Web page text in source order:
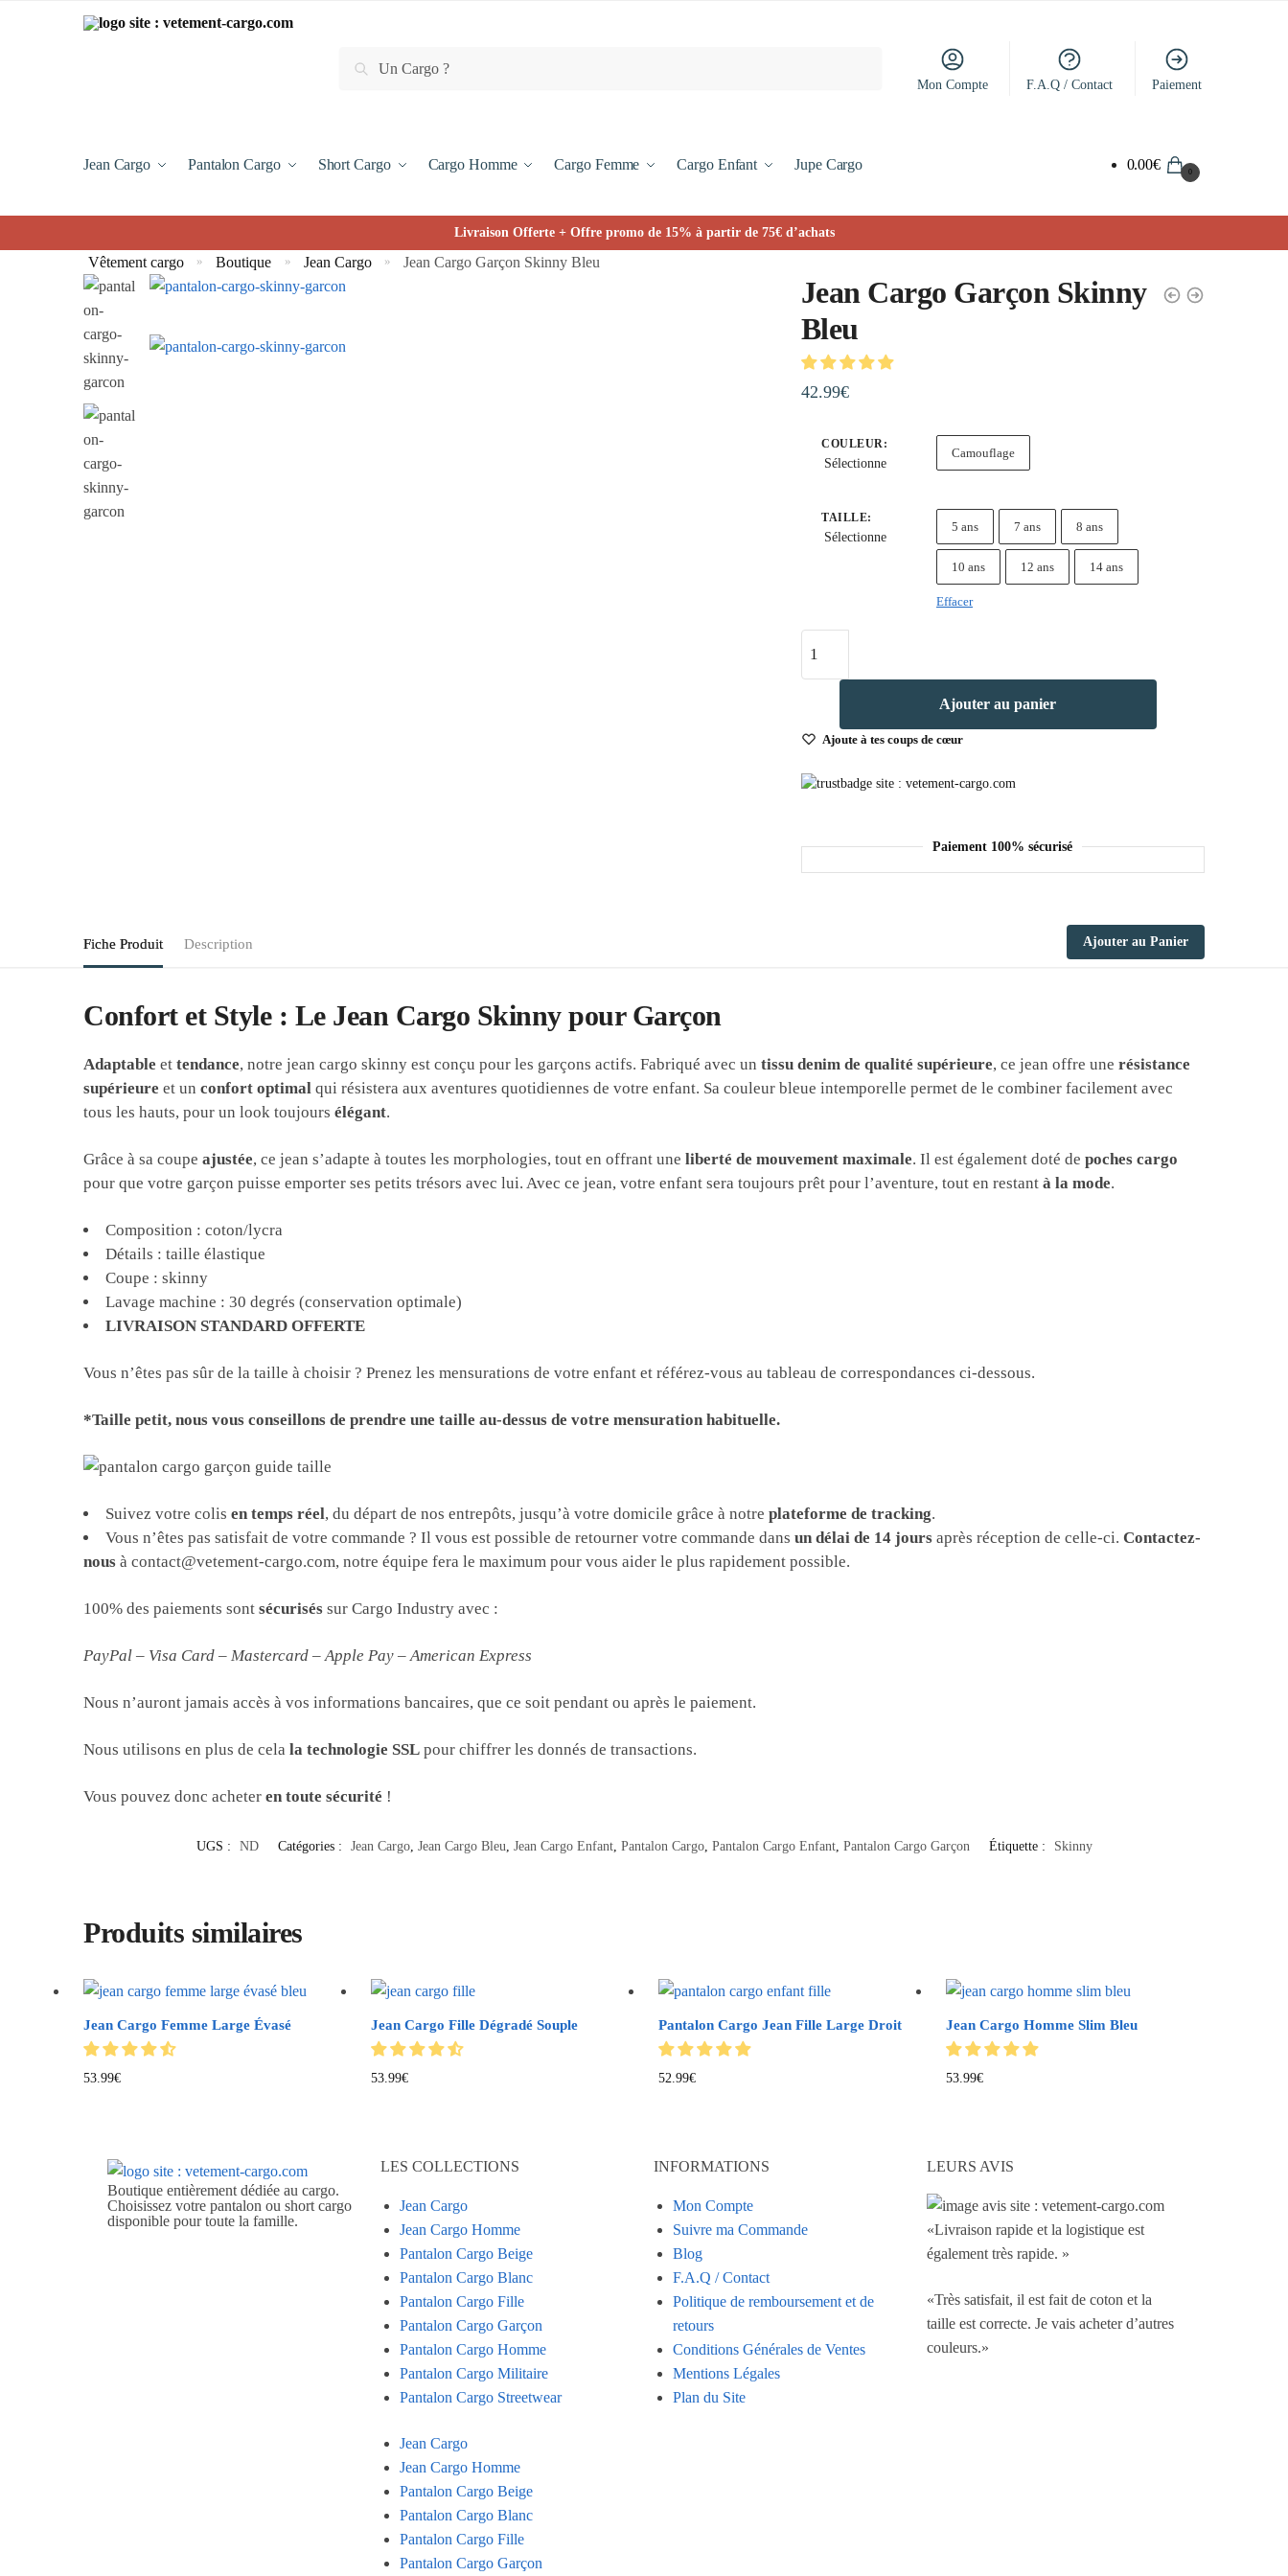
Recherche
Mon Compte F.A.Q / Contact Paiement
Jean Cargo Pantalon Cargo Short Cargo Cargo Homme Cargo Femme Cargo Enfant Jupe Cargo 0.00€ 0
Livraison Offerte + Offre promo de 15% à partir de 75€ d’achats
Vêtement cargo » Boutique » Jean Cargo » Jean Cargo Garçon Skinny Bleu
Jean Cargo Garçon Skinny
Bleu
42.99€
COULEUR :
Sélectionne
Camouflage
TAILLE:
Sélectionne
5 ans 7 ans 8 ans
10 ans 12 ans 14 ans
Effacer
Ajouter au panier
Ajoute à tes coups de cœur
Paiement 100% sécurisé
Fiche Produit Description Ajouter au Panier
Confort et Style : Le Jean Cargo Skinny pour Garçon
Adaptable ettendance, notre jean cargo skinny est conçu pour les garçons actifs. Fabriqué avec untissu denim de qualité supérieure, ce jean offre unerésistance
supérieure et unconfort optimal qui résistera aux aventures quotidiennes de votre enfant. Sa couleur bleue intemporelle permet de le combiner facilement avec
tous les hauts, pour un look toujoursélégant.
Grâce à sa coupeajustée, ce jean s’adapte à toutes les morphologies, tout en offrant uneliberté de mouvement maximale. Il est également doté depoches cargo
pour que votre garçon puisse emporter ses petits trésors avec lui. Avec ce jean, votre enfant sera toujours prêt pour l’aventure, tout en restantà la mode.
Composition : coton/lycra
Détails :taille élastique
Coupe : skinny
Lavage machine : 30 degrés (conservation optimale)
LIVRAISON STANDARD OFFERTE
Vous n’êtes pas sûr de la taille à choisir ? Prenez les mensurations de votre enfant et référez-vous au tableau de correspondances ci-dessous.
*Taille petit, nous vous conseillons de prendre une taille au-dessus de votre mensuration habituelle.
Suivez votre colisen temps réel, du départ de nos entrepôts, jusqu’à votre domicile grâce à notreplateforme de tracking.
Vous n’êtes pas satisfait de votre commande ? Il vous est possible de retourner votre commande dansun délai de 14 jours après réception de celle-ci.Contactez-
nous à contact@vetement-cargo.com, notre équipe fera le maximum pour vous aider le plus rapidement possible.
100% des paiements sontsécurisés sur Cargo Industry avec :
PayPal – Visa Card – Mastercard – Apple Pay – American Express
Nous n’auront jamais accès à vos informations bancaires, que ce soit pendant ou après le paiement.
Nous utilisons en plus de celala technologie SSL pour chiffrer les donnés de transactions.
Vous pouvez donc acheteren toute sécurité !
UGS : ND Catégories : Jean Cargo, Jean Cargo Bleu, Jean Cargo Enfant, Pantalon Cargo, Pantalon Cargo Enfant, Pantalon Cargo Garçon Étiquette : Skinny
Produits similaires
Jean Cargo Femme Large Évasé
53.99€
Jean Cargo Fille Dégradé Souple
53.99€
Pantalon Cargo Jean Fille Large Droit
52.99€
Jean Cargo Homme Slim Bleu
53.99€
Boutique entièrement dédiée au cargo.
Choisissez votre pantalon ou short cargo
disponible pour toute la famille.
LES COLLECTIONS
Jean Cargo
Jean Cargo Homme
Pantalon Cargo Beige
Pantalon Cargo Blanc
Pantalon Cargo Fille
Pantalon Cargo Garçon
Pantalon Cargo Homme
Pantalon Cargo Militaire
Pantalon Cargo Streetwear
Jean Cargo
Jean Cargo Homme
Pantalon Cargo Beige
Pantalon Cargo Blanc
Pantalon Cargo Fille
Pantalon Cargo Garçon
INFORMATIONS
Mon Compte
Suivre ma Commande
Blog
F.A.Q / Contact
Politique de remboursement et de
retours
Conditions Générales de Ventes
Mentions Légales
Plan du Site
LEURS AVIS
«Livraison rapide et la logistique est
également très rapide. »
«Très satisfait, il est fait de coton et la
taille est correcte. Je vais acheter d’autres
couleurs.»